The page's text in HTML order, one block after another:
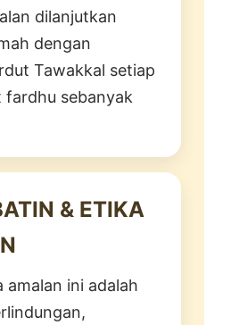
dilanjutkan
dengan
Tawakkal setiap
fardhu sebanyak
& ETIKA
amalan ini adalah